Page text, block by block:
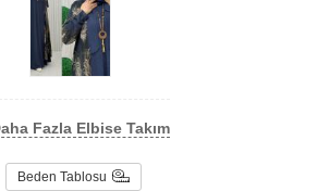
Fazla Elbise Takım
Beden Tablosu